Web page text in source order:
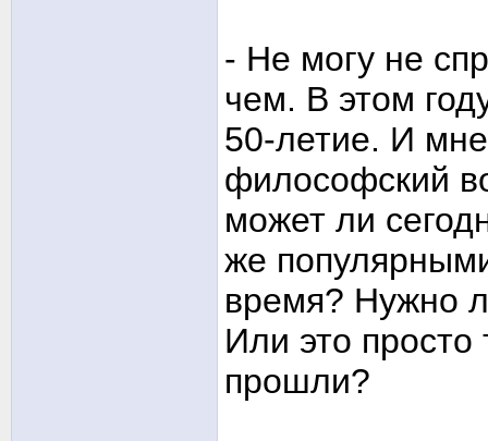
- Не могу не
чем. В этом
50-летие. И
философский
может ли
же
время? Нужно
Или это просто
прошли?